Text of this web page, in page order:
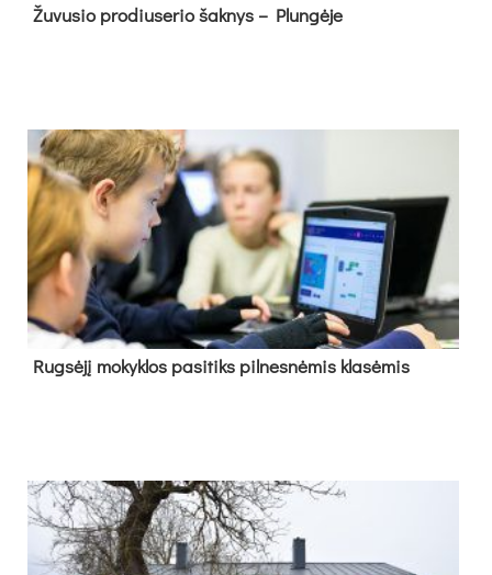
Žu­vu­sio pro­diu­se­rio šak­nys – Plun­gė­je
Rug­sė­jį mo­kyk­los pa­si­tiks pil­nes­nė­mis kla­sė­mis